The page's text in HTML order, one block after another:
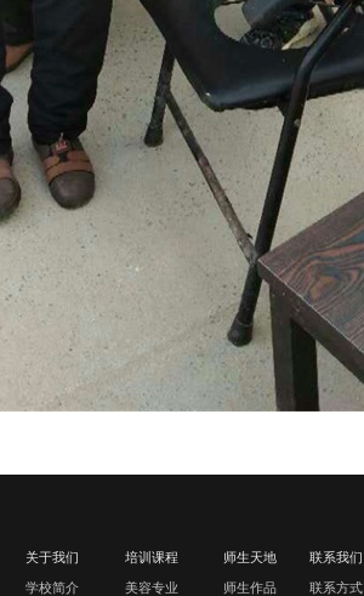
关于我们
学校简介
培训课程
美容专业
师生天地
师生作品
联系我们
联系方式